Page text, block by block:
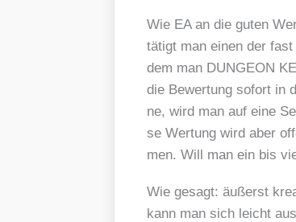
Wie EA an die guten
tätigt man einen der
dem man DUNGEON
die Bewer­tung sofort in
ne, wird man auf eine
se Wer­tung wird aber
men. Will man ein bis
Wie gesagt: äußerst
kann man sich leicht